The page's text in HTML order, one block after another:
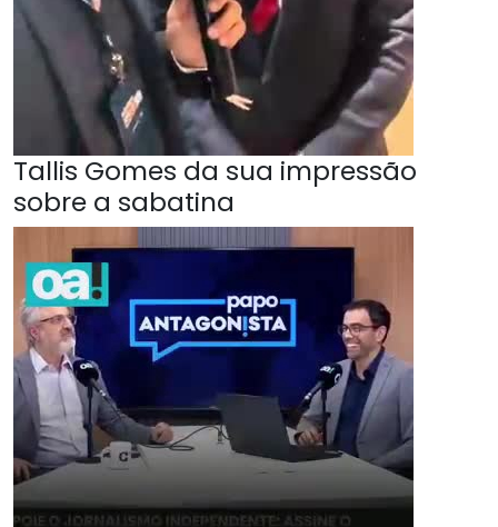
Tallis Gomes da sua impressão
sobre a sabatina